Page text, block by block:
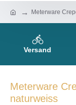
Meterware
Versand
Meterware
naturweiss